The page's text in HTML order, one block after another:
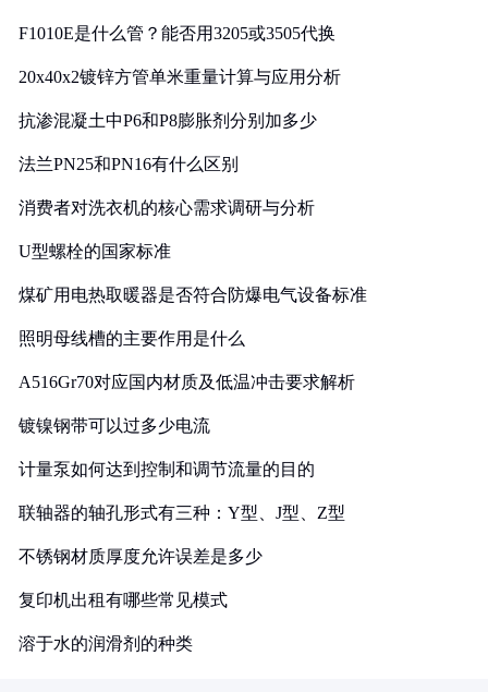
F1010E是什么管？能否用3205或3505代换
20x40x2镀锌方管单米重量计算与应用分析
抗渗混凝土中P6和P8膨胀剂分别加多少
法兰PN25和PN16有什么区别
消费者对洗衣机的核心需求调研与分析
U型螺栓的国家标准
煤矿用电热取暖器是否符合防爆电气设备标准
照明母线槽的主要作用是什么
A516Gr70对应国内材质及低温冲击要求解析
镀镍钢带可以过多少电流
计量泵如何达到控制和调节流量的目的
联轴器的轴孔形式有三种：Y型、J型、Z型
不锈钢材质厚度允许误差是多少
复印机出租有哪些常见模式
溶于水的润滑剂的种类